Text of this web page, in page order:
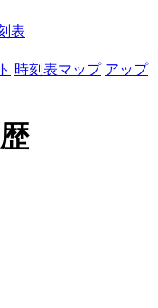
表
時刻表マップ アップ